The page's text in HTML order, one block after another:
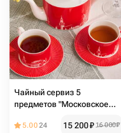
Чайный сервиз 5
предметов "Московское
упаковке
5.0024 15 200₽ 16 000₽